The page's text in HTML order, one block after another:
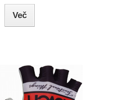
Več